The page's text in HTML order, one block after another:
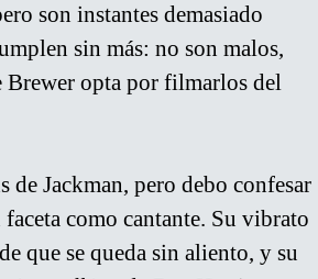
son instantes demasiado
sin más: no son malos,
Brewer opta por filmarlos del
de Jackman, pero debo confesar
como cantante. Su vibrato
que se queda sin aliento, y su